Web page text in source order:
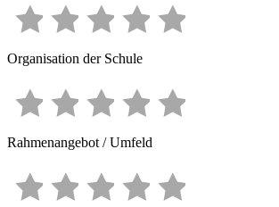
Organisation der Schule
Rahmenangebot / Umfeld